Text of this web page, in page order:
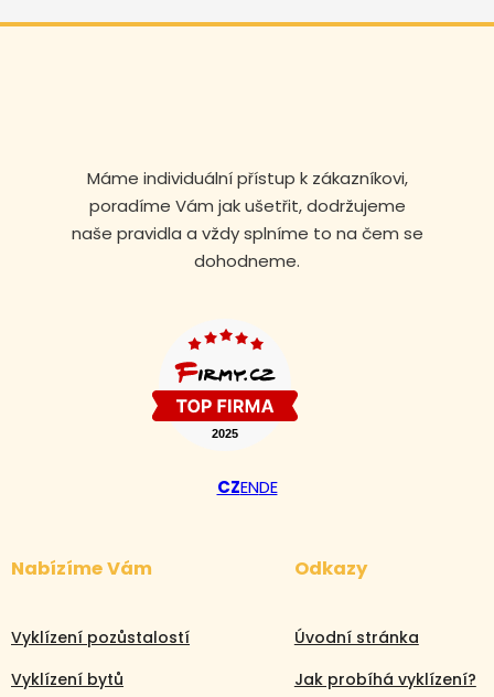
Máme individuální přístup k zákazníkovi,
poradíme Vám jak ušetřit, dodržujeme
naše pravidla a vždy splníme to na čem se
dohodneme.
+420 608 105 106
CZENDE
Nabízíme Vám
Vyklízení pozůstalostí
Vyklízení bytů
Odkazy
Úvodní stránka
Jak probíhá vyklízení?